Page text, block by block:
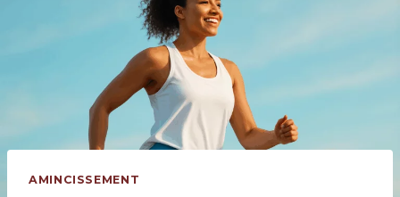
AMINCISSEMENT